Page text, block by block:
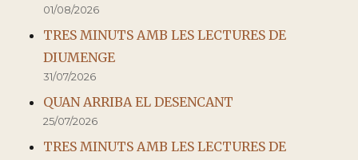
01/08/2026
TRES MINUTS AMB LES LECTURES DE
DIUMENGE
31/07/2026
QUAN ARRIBA EL DESENCANT
25/07/2026
TRES MINUTS AMB LES LECTURES DE